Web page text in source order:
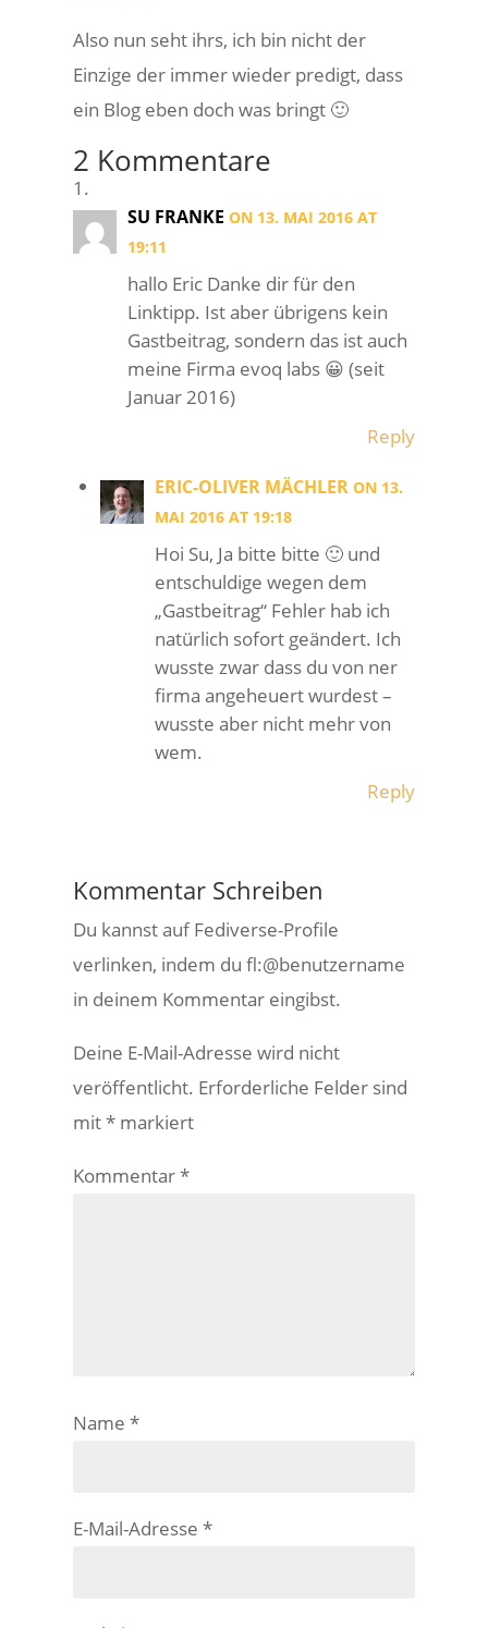
Also nun seht ihrs, ich bin nicht der
Einzige der immer wieder predigt, dass
ein Blog eben doch was bringt 🙂
2 Kommentare
SU FRANKE ON 13. MAI 2016 AT
19:11
hallo Eric Danke dir für den
Linktipp. Ist aber übrigens kein
Gastbeitrag, sondern das ist auch
meine Firma evoq labs 😀 (seit
Januar 2016)
Reply
ERIC-OLIVER MÄCHLER ON 13.
MAI 2016 AT 19:18
Hoi Su, Ja bitte bitte 🙂 und
entschuldige wegen dem
„Gastbeitrag“ Fehler hab ich
natürlich sofort geändert. Ich
wusste zwar dass du von ner
firma angeheuert wurdest –
wusste aber nicht mehr von
wem.
Reply
Kommentar Schreiben
Du kannst auf Fediverse-Profile
verlinken, indem du fl:@benutzername
in deinem Kommentar eingibst.
Deine E-Mail-Adresse wird nicht
veröffentlicht. Erforderliche Felder sind
mit* markiert
Kommentar*
Name*
E-Mail-Adresse*